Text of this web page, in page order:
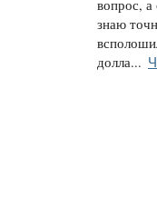
вопрос, а
знаю
долла...